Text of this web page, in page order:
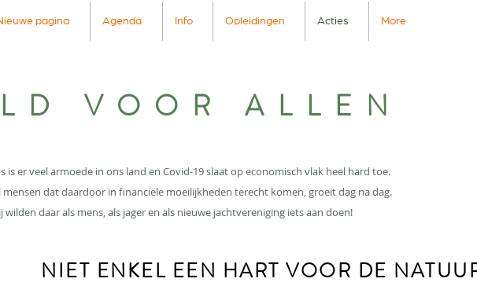
pagina Agenda Info Opleidingen Acties More
VOOR ALLEN
is er veel armoede in ons land en Covid-19 slaat op economisch vlak heel hard toe.
mensen dat daardoor in financiële moeilijkheden terecht komen, groeit dag na dag.
wilden daar als mens, als jager en als nieuwe jachtvereniging iets aan doen!
NIET ENKEL EEN HART VOOR DE